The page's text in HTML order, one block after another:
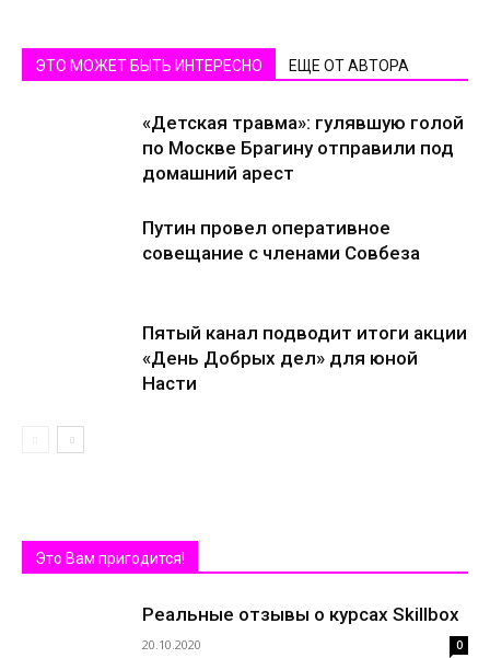
ЭТО МОЖЕТ БЫТЬ ИНТЕРЕСНО ЕЩЕ ОТ АВТОРА
«Детская травма»: гулявшую голой
по Москве Брагину отправили под
домашний арест
Путин провел оперативное
совещание с членами Совбеза
Пятый канал подводит итоги акции
«День Добрых дел» для юной
Насти
Это Вам пригодится!
Реальные отзывы о курсах Skillbox
20.10.2020 0